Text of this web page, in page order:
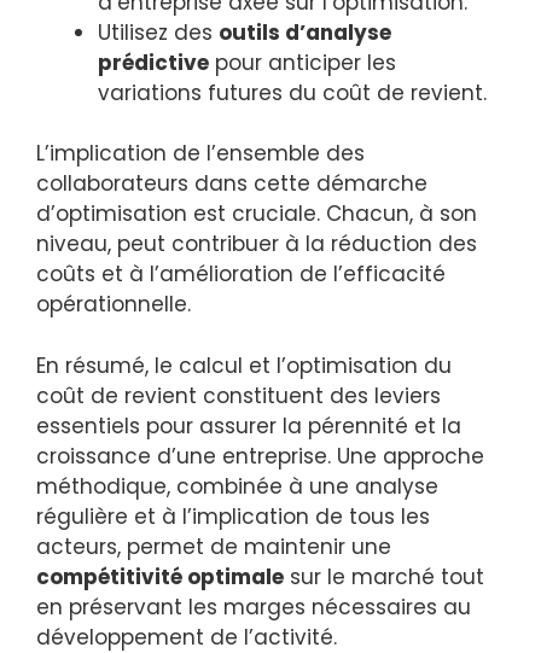
Utilisez des outils d’analyse
prédictive pour anticiper les
variations futures du coût de revient.
L’implication de l’ensemble des
collaborateurs dans cette démarche
d’optimisation est cruciale. Chacun, à son
niveau, peut contribuer à la réduction des
coûts et à l’amélioration de l’efficacité
opérationnelle.
En résumé, le calcul et l’optimisation du
coût de revient constituent des leviers
essentiels pour assurer la pérennité et la
croissance d’une entreprise. Une approche
méthodique, combinée à une analyse
régulière et à l’implication de tous les
acteurs, permet de maintenir une
compétitivité optimale sur le marché tout
en préservant les marges nécessaires au
développement de l’activité.